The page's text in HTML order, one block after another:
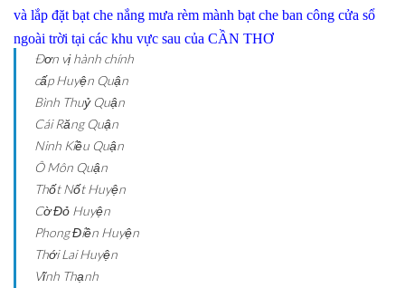
và lắp đặt bạt che nắng mưa rèm mành bạt che ban công cửa sổ
ngoài trời tại các khu vực sau của CẦN THƠ
Ðơn vị hành chính
cấp Huyện Quận
Bình Thuỷ Quận
Cái Răng Quận
Ninh Kiều Quận
Ô Môn Quận
Thốt Nốt Huyện
Cờ Đỏ Huyện
Phong Điền Huyện
Thới Lai Huyện
Vĩnh Thạnh